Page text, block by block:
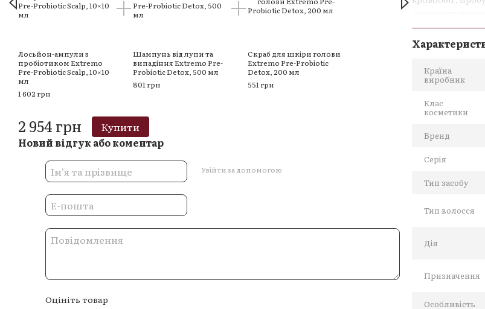
Лосьйон-ампули з
пробіотиком Extremo
Pre-Probiotic Scalp, 10×10
мл
1 602 грн
Шампунь від лупи та
випадіння Extremo Pre-
Probiotic Detox, 500 мл
801 грн
Скраб для шкіри голови
Extremo Pre-Probiotic
Detox, 200 мл
551 грн
2 954 грн Купити
Лосьйон-ампули з
Pre-Probiotic Scalp, 10×10
Новий відгук або коментар
Увійти за допомогою
Оцініть товар
Переваги
Відновлює
Зменшує
Контролює
Живить
Країна
виробник
Клас
косметики
Бренд
Серія
Тип засобу
Тип волосся
Дія
Призначення
Особливість